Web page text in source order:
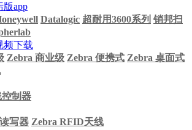
版app
Datalogic 超耐用3600系列 销邦扫
频下载
Zebra 商业级 Zebra 便携式 Zebra 桌面式
制器
写器 Zebra RFID天线